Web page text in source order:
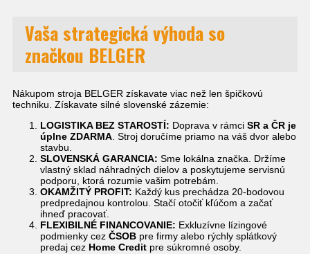
Vaša strategická výhoda so
značkou BELGER
Nákupom stroja BELGER získavate viac než len špičkovú
techniku. Získavate silné slovenské zázemie:
LOGISTIKA BEZ STAROSTÍ: Doprava v rámci SR a ČR je
úplne ZDARMA. Stroj doručíme priamo na váš dvor alebo
stavbu.
SLOVENSKÁ GARANCIA: Sme lokálna značka. Držíme
vlastný sklad náhradných dielov a poskytujeme servisnú
podporu, ktorá rozumie vašim potrebám.
OKAMŽITÝ PROFIT: Každý kus prechádza 20-bodovou
predpredajnou kontrolou. Stačí otočiť kľúčom a začať
ihneď pracovať.
FLEXIBILNÉ FINANCOVANIE: Exkluzívne lízingové
podmienky cez ČSOB pre firmy alebo rýchly splátkový
predaj cez Home Credit pre súkromné osoby.